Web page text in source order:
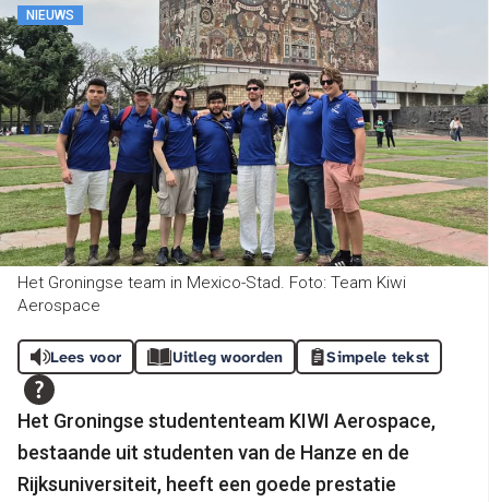
NIEUWS
Het Groningse team in Mexico-Stad. Foto: Team Kiwi
Aerospace
Lees voor Uitleg woorden Simpele tekst
Het Groningse studententeam KIWI Aerospace,
bestaande uit studenten van de Hanze en de
Rijksuniversiteit, heeft een goede prestatie